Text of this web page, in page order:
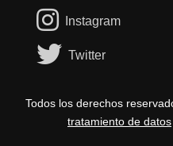
Instagram
Twitter
Todos los derechos
tratamiento de datos